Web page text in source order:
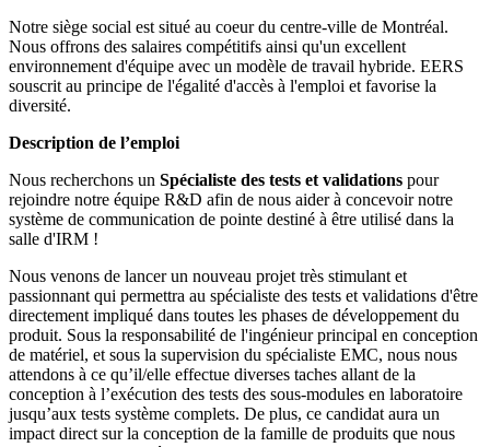
Notre siège social est situé au coeur du centre-ville de Montréal.
Nous offrons des salaires compétitifs ainsi qu'un excellent
environnement d'équipe avec un modèle de travail hybride. EERS
souscrit au principe de l'égalité d'accès à l'emploi et favorise la
diversité.
Description de l’emploi
Nous recherchons un Spécialiste des tests et validations pour
rejoindre notre équipe R&D afin de nous aider à concevoir notre
système de communication de pointe destiné à être utilisé dans la
salle d'IRM !
Nous venons de lancer un nouveau projet très stimulant et
passionnant qui permettra au spécialiste des tests et validations d'être
directement impliqué dans toutes les phases de développement du
produit. Sous la responsabilité de l'ingénieur principal en conception
de matériel, et sous la supervision du spécialiste EMC, nous nous
attendons à ce qu’il/elle effectue diverses taches allant de la
conception à l’exécution des tests des sous-modules en laboratoire
jusqu’aux tests système complets. De plus, ce candidat aura un
impact direct sur la conception de la famille de produits que nous